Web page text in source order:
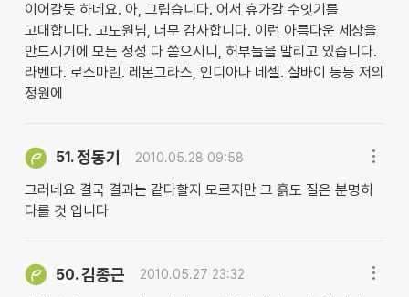
이어갈듯 하네요. 아, 그립습니다. 어서 휴가갈 수잇기를
고대합니다. 고도원님, 너무 감사합니다. 이런 아름다운 세상을
만드시기에 모든 정성 다 쏟으시니, 허부들을 말리고 있습니다.
라벤다. 로스마린. 레몬그라스, 인디아나 네셀. 살바이 등등 저의
정원에
51.정동기 2010.05.28 09:58
그러네요 결국 결과는 같다할지 모르지만 그 흙도 질은 분명히
다를 것 입니다
50.김종근 2010.05.27 23:32